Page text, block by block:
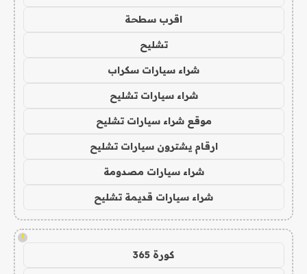
اقرب سطحة
تشليح
شراء سيارات سكراب
شراء سيارات تشليح
موقع شراء سيارات تشليح
ارقام يشترون سيارات تشليح
شراء سيارات مصدومة
شراء سيارات قديمة تشليح
!
كورة 365